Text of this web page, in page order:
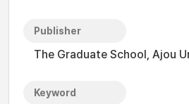
Publisher
The Graduate School, Ajou
Keyword